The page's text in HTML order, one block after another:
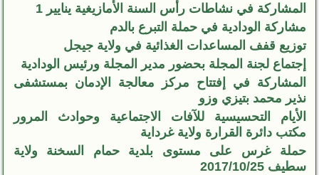
المشاركة في نشاطات رأس السنة الأمازيغية ينايير 1
مشاركة الودادية في حملة التبرع بالدم
توزيع قفف المساعدات الغذائية في ولاية جيجل
إجتماع لجنة المجلة بحضور مدير المجلة ورئيس الودادية
المشاركة في إفتتاح مركز معالجة الإدمان بمستشفى
نذير محمد بتيزي وزو
الأيام التحسيسية للآفات الاجتماعية وحوادث المرور
مكتب دائرة القرارة ولاية غرداية
حملة غرس على مستوى بلدية حمام السخنة ولاية
سطيف 2017/10/25